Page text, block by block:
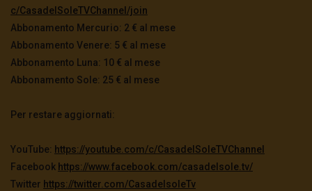
c/CasadelSoleTVChannel/join
Abbonamento Mercurio: 2 € al mese
Abbonamento Venere: 5 € al mese
Abbonamento Luna: 10 € al mese
Abbonamento Sole: 25 € al mese
Per restare aggiornati:
YouTube: https://youtube.com/c/CasadelSoleTVChannel
Facebook https://www.facebook.com/casadelsole.tv/
Twitter https://twitter.com/CasadelsoleTv